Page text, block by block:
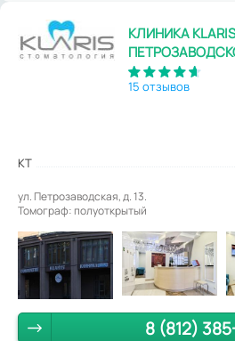
КЛИНИКА
15 отзывов
КТ
ул. Петрозаводская, д. 13.
Томограф: полуоткрытый
8 (812)